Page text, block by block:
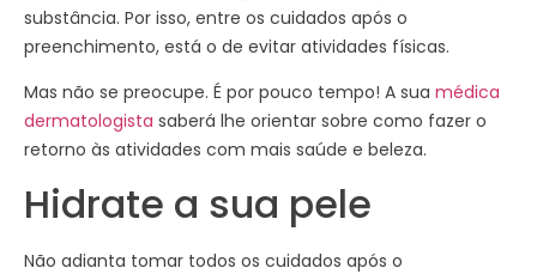
substância. Por isso, entre os cuidados após o
preenchimento, está o de evitar atividades físicas.
Mas não se preocupe. É por pouco tempo! A sua médica
dermatologista saberá lhe orientar sobre como fazer o
retorno às atividades com mais saúde e beleza.
Hidrate a sua pele
Não adianta tomar todos os cuidados após o